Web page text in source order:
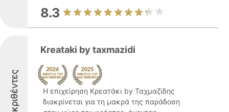
8.3
Διακριθέντες
Kreataki by taxmazidi
Η επιχείρηση Κρεατάκι by Ταχμαζίδης
διακρίνεται για τη μακρά της παράδοση